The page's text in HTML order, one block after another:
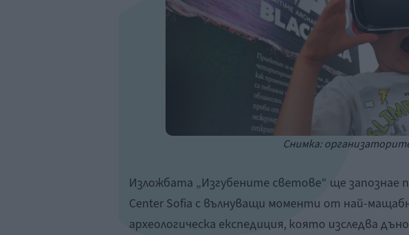
Снимка:
Изложбата „Изгубените светове“ ще запознае
Center Sofia с вълнуващи моменти от най-
археологическа експедиция, която изследва